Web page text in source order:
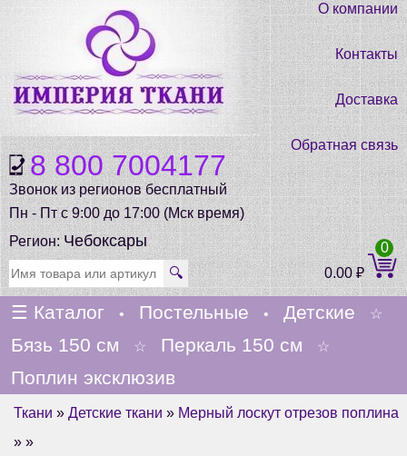
8 800 7004177
Звонок из регионов бесплатный
Пн - Пт с 9:00 до 17:00 (Мск время)
О компании
Контакты
Доставка
Обратная связь
Регион:Чебоксары
🔍 0.00₽
0
☰ Каталог • Постельные • Детские ☆
Бязь 150 см ☆ Перкаль 150 см ☆
Поплин эксклюзив
Ткани » Детские ткани » Мерный лоскут отрезов поплина
» »